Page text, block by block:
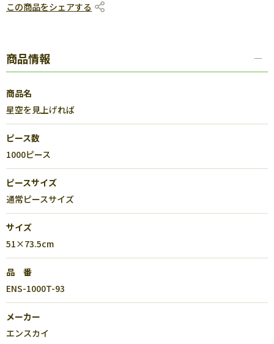
この商品をシェアする
商品情報
商品名
星空を見上げれば
ピース数
1000ピース
ピースサイズ
通常ピースサイズ
サイズ
51×73.5cm
品 番
ENS-1000T-93
メーカー
エンスカイ